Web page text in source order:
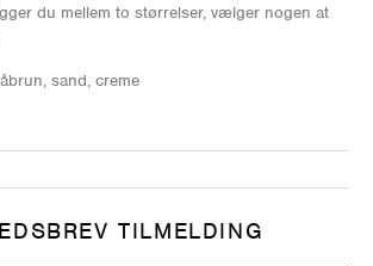
du mellem to størrelser, vælger nogen at
sand, creme
TILMELDING